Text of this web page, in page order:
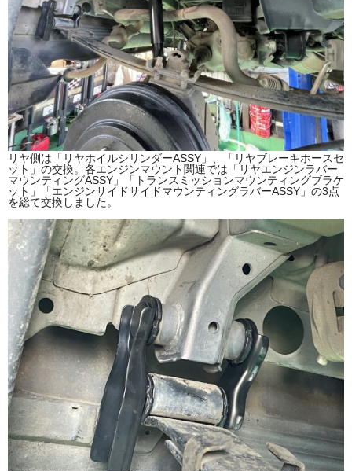
リヤ側は「リヤホイルシリンダーASSY」、「リヤブレーキホースセ
ット」の交換。各エンジンマウント関連では「リヤエンジンラバー
マウンティングASSY」「トランスミッションマウンティングブラケ
ット」「エンジンサイドサイドマウンティングラバーASSY」の3点
を総て交換しました。